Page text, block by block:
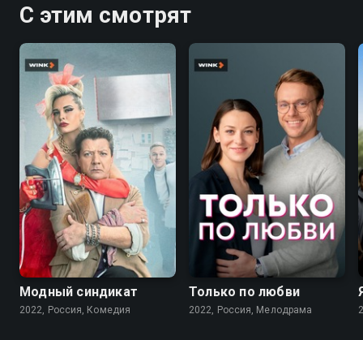
С этим смотрят
7.6
Модный синдикат
2022, Россия, Комедия
Только по любви
2022, Россия, Мелодрама